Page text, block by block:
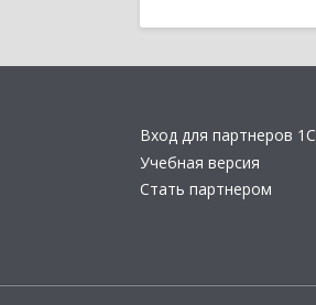
Вход для партнеров 1С
Учебная версия
Стать партнером